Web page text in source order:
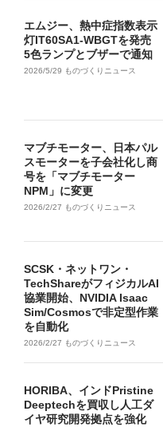
エムジー、熱中症指数表示
灯IT60SA1-WBGTを発売
5色ランプとブザーで通知
2026/5/29 ものづくりニュース
マブチモーター、日本パル
スモーターを子会社化し商
号を「マブチモーター
NPM」に変更
2026/2/27 ものづくりニュース
SCSK・ネットワン・
TechShareがフィジカルAI
協業開始、NVIDIA Isaac
Sim/Cosmosで非定型作業
を自動化
2026/2/27 ものづくりニュース
HORIBA、インドPristine
Deeptechを買収し人工ダ
イヤ研究開発拠点を強化